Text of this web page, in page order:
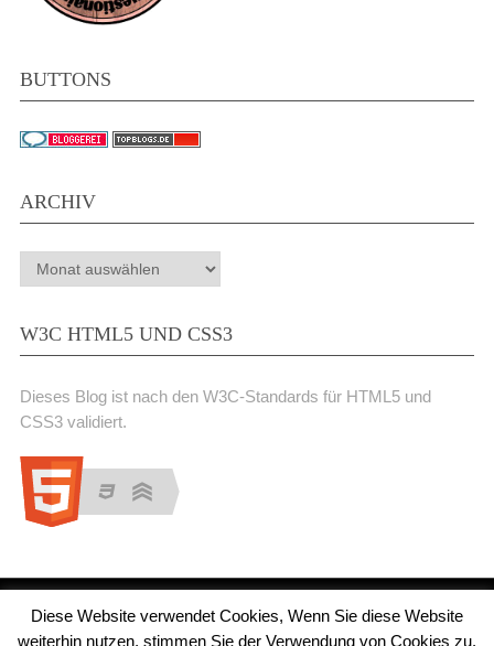
BUTTONS
ARCHIV
Archiv
W3C HTML5 UND CSS3
Dieses Blog ist nach den W3C-Standards für HTML5 und
CSS3 validiert.
MedienjournalCopyright © 2026.
Diese Website verwendet Cookies, Wenn Sie diese Website
weiterhin nutzen, stimmen Sie der Verwendung von Cookies zu.